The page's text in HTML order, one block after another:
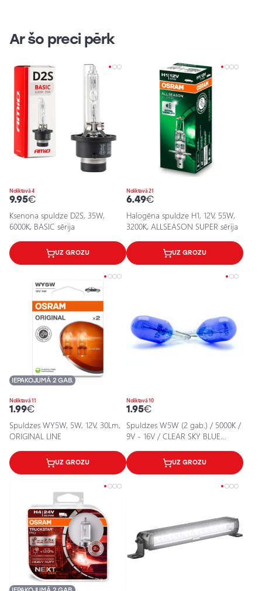
Ar šo preci pērk
Noliktavā 4
9.95€
Ksenona spuldze D2S, 35W,
6000K, BASIC sērija
UZ GROZU
Noliktavā 21
6.49€
Halogēna spuldze H1, 12V, 55W,
3200K, ALLSEASON SUPER sērija
UZ GROZU
Noliktavā 11
IEPAKOJUMĀ 2 GAB.
1.99€
Spuldzes WY5W, 5W, 12V, 30Lm,
ORIGINAL LINE
UZ GROZU
Noliktavā 10
1.95€
Spuldzes W5W (2 gab.) / 5000K /
9V - 16V / CLEAR SKY BLUE
1974
UZ GROZU